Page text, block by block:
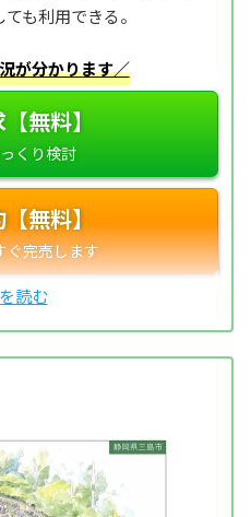
も利用できる。
が分かります／
無料】
無料】